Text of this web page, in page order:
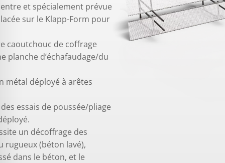
et spécialement prévue
sur le Klapp-Form pour
caoutchouc de coffrage
planche d’échafaudage/du
métal déployé à arêtes
essais de poussée/pliage
un décoffrage des
rugueux (béton lavé),
dans le béton, et le